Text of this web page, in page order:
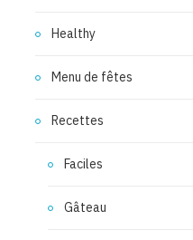
Healthy
Menu de fêtes
Recettes
Faciles
Gâteau